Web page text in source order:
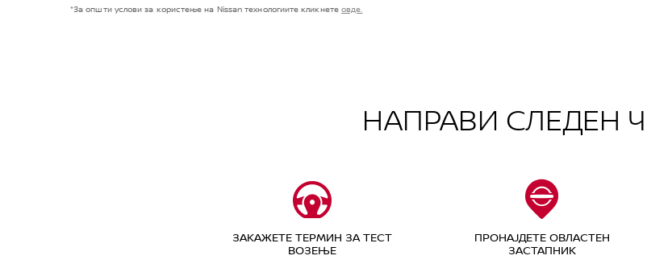
*За општи услови за користење на Nissan технологиите кликнете овде.
НАПРАВИ СЛЕДЕН
ЗАКАЖЕТЕ ТЕРМИН ЗА ТЕСТ
ВОЗЕЊЕ
ПРОНАЈДЕТЕ ОВЛАСТЕН
ЗАСТАПНИК